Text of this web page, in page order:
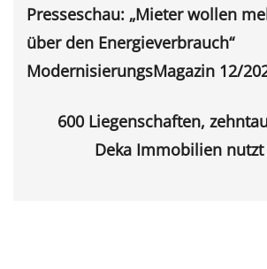
Presseschau: „Mieter wollen
über den Energieverbrauch“
ModernisierungsMagazin 12/
600 Liegenschaften,
Deka Immobilien